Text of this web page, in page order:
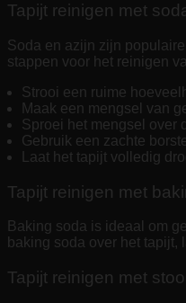
Tapijt reinigen met
Soda en azijn zijn
stappen voor het reinigen
Strooi een ruime
Maak een mengsel van
Sproei het mengsel over
Gebruik een zachte
Laat het tapijt volledig
Tapijt reinigen met
Baking soda is ideaal om
baking soda over het
Tapijt reinigen met